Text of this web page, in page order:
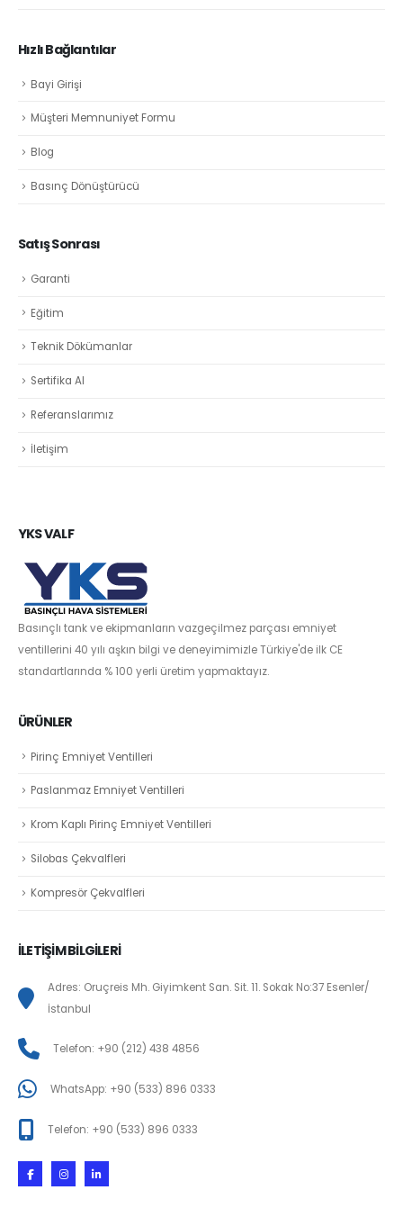
Hızlı Bağlantılar
Bayi Girişi
Müşteri Memnuniyet Formu
Blog
Basınç Dönüştürücü
Satış Sonrası
Garanti
Eğitim
Teknik Dökümanlar
Sertifika Al
Referanslarımız
İletişim
YKS VALF
Basınçlı tank ve ekipmanların vazgeçilmez parçası emniyet
ventillerini 40 yılı aşkın bilgi ve deneyimimizle Türkiye'de ilk CE
standartlarında % 100 yerli üretim yapmaktayız.
ÜRÜNLER
Pirinç Emniyet Ventilleri
Paslanmaz Emniyet Ventilleri
Krom Kaplı Pirinç Emniyet Ventilleri
Silobas Çekvalfleri
Kompresör Çekvalfleri
İLETİŞİM BİLGİLERİ
Adres: Oruçreis Mh. Giyimkent San. Sit. 11. Sokak No:37 Esenler/
İstanbul
Telefon: +90 (212) 438 4856
WhatsApp: +90 (533) 896 0333
Telefon: +90 (533) 896 0333